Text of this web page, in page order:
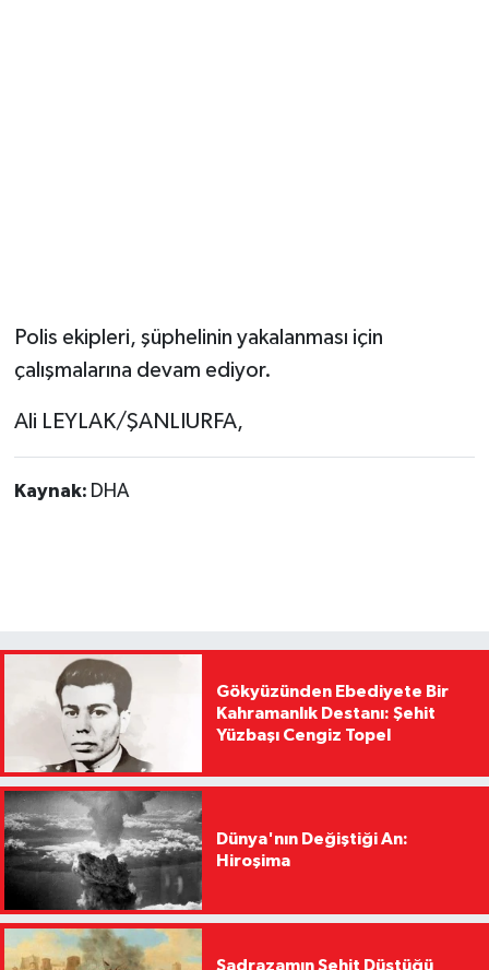
Polis ekipleri, şüphelinin yakalanması için
çalışmalarına devam ediyor.
Ali LEYLAK/ŞANLIURFA,
Kaynak: DHA
Gökyüzünden Ebediyete Bir
Kahramanlık Destanı: Şehit
Yüzbaşı Cengiz Topel
Dünya'nın Değiştiği An:
Hiroşima
Sadrazamın Şehit Düştüğü